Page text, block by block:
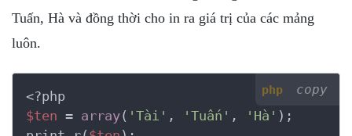
Tuấn, Hà và đồng thời cho in ra giá trị của các mảng
luôn.
php copy
<?php
$ten = array( 'Tài' , 'Tuấn' , 'Hà' );